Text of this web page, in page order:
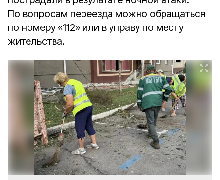
По вопросам переезда можно обращаться
по номеру «112» или в управу по месту
жительства.